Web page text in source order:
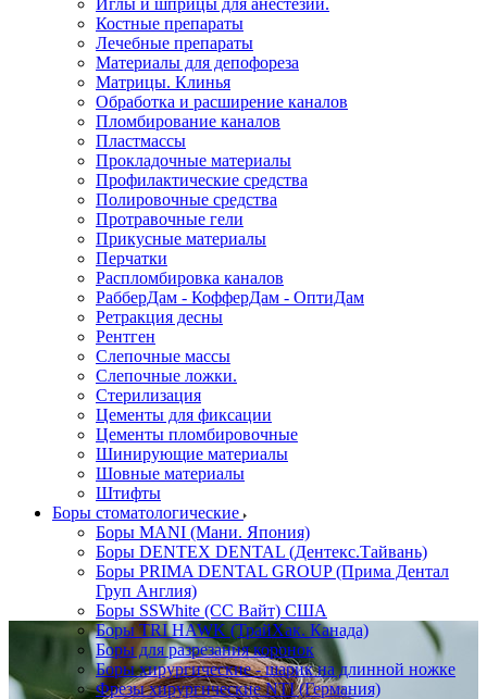
Иглы и шприцы для анестезии.
Костные препараты
Лечебные препараты
Материалы для депофореза
Матрицы. Клинья
Обработка и расширение каналов
Пломбирование каналов
Пластмассы
Прокладочные материалы
Профилактические средства
Полировочные средства
Протравочные гели
Прикусные материалы
Перчатки
Распломбировка каналов
РабберДам - КофферДам - ОптиДам
Ретракция десны
Рентген
Слепочные массы
Слепочные ложки.
Стерилизация
Цементы для фиксации
Цементы пломбировочные
Шинирующие материалы
Шовные материалы
Штифты
Боры стоматологические
Боры MANI (Мани. Япония)
Боры DENTEX DENTAL (Дентекс.Тайвань)
Боры PRIMA DENTAL GROUP (Прима Дентал
Груп Англия)
Боры SSWhite (СС Вайт) США
Боры TRI HAWK (ТрайХак. Канада)
Боры для разрезания коронок
Боры хирургические - шарик на длинной ножке
Фрезы хирургические NTI (Германия)